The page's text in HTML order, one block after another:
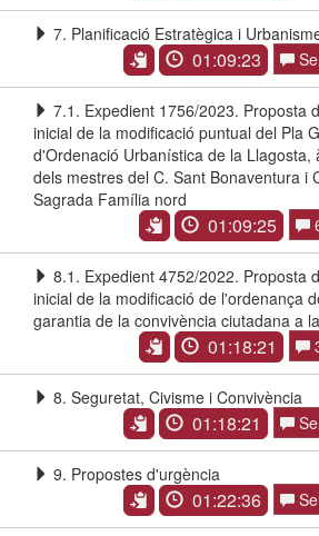
7. Planificació Estratègica i
01:09:23
7.1. Expedient 1756/2023. Proposta
inicial de la modificació puntual del Pla
d'Ordenació Urbanística de la Llagosta,
dels mestres del C. Sant Bonaventura i
Sagrada Família nord
01:09:25
8.1. Expedient 4752/2022. Proposta
inicial de la modificació de l'ordenança
garantia de la convivència ciutadana a
01:18:21
8. Seguretat, Civisme i Convivència
01:18:21
9. Propostes d'urgència
01:22:36